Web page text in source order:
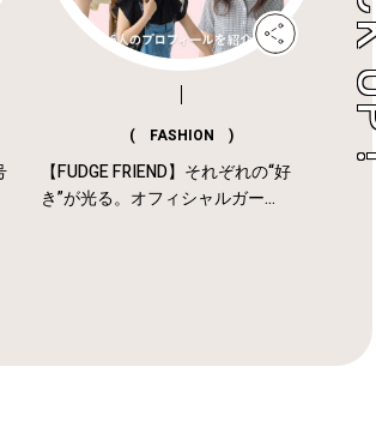
( FASHION )
【FUDGE FRIEND】それぞれの“好
き”が光る。オフィシャルガー...